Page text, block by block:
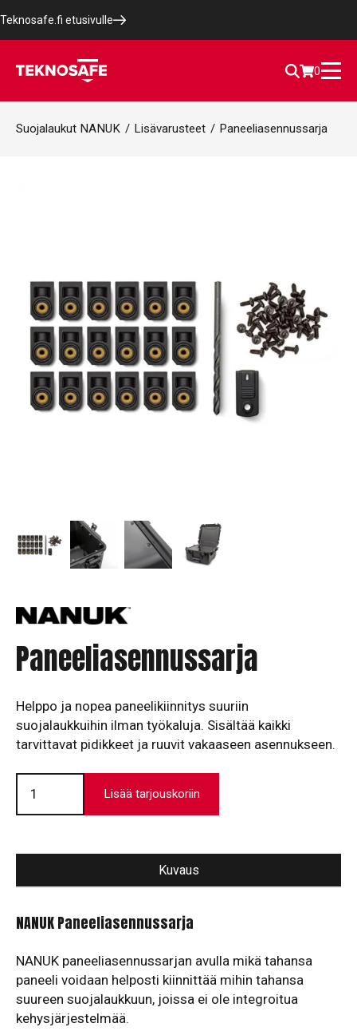
Teknosafe.fi etusivulle
0
Suojalaukut NANUK / Lisävarusteet / Paneeliasennussarja
Paneeliasennussarja
Helppo ja nopea paneelikiinnitys suuriin
suojalaukkuihin ilman työkaluja. Sisältää kaikki
tarvittavat pidikkeet ja ruuvit vakaaseen asennukseen.
Paneeliasennussarja
määrä
Lisää tarjouskoriin
Kuvaus
NANUK Paneeliasennussarja
NANUK paneeliasennussarjan avulla mikä tahansa
paneeli voidaan helposti kiinnittää mihin tahansa
suureen suojalaukkuun, joissa ei ole integroitua
kehysjärjestelmää.